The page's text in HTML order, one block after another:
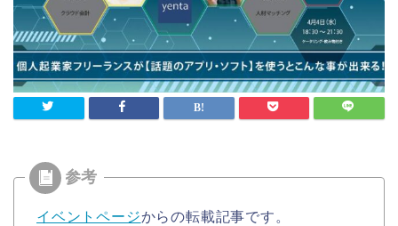
イベントページからの転載記事です。